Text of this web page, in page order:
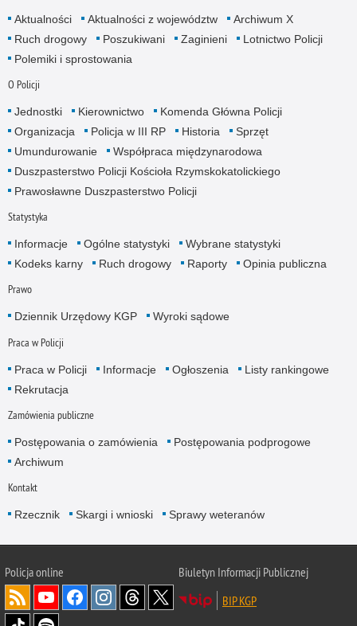
Aktualności Aktualności z województw
Archiwum X
Ruch drogowy
Poszukiwani Zaginieni
Lotnictwo Policji
Polemiki i sprostowania
O Policji
Jednostki Kierownictwo
Komenda Główna Policji
Organizacja
Policja w III RP Historia
Sprzęt
Umundurowanie
Współpraca międzynarodowa
Duszpasterstwo Policji Kościoła Rzymskokatolickiego
Prawosławne Duszpasterstwo Policji
Statystyka
Informacje Ogólne statystyki
Wybrane statystyki
Kodeks karny
Ruch drogowy Raporty Opinia publiczna
Prawo
Dziennik Urzędowy KGP Wyroki sądowe
Praca w Policji
Praca w Policji Informacje Ogłoszenia
Listy rankingowe
Rekrutacja
Zamówienia publiczne
Postępowania o zamówienia
Postępowania podprogowe
Archiwum
Kontakt
Rzecznik Skargi i wnioski Sprawy weteranów
Policjaonline
Biuletyn Informacji Publicznej
BIP KGP